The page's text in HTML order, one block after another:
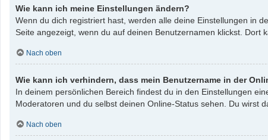
Wie kann ich meine Einstellungen ändern?
Wenn du dich registriert hast, werden alle deine Einstellungen in
Seite angezeigt, wenn du auf deinen Benutzernamen klickst. Dort
Nach oben
Wie kann ich verhindern, dass mein Benutzername in der
In deinem persönlichen Bereich findest du in den Einstellungen
Moderatoren und du selbst deinen Online-Status sehen. Du wirst
Nach oben